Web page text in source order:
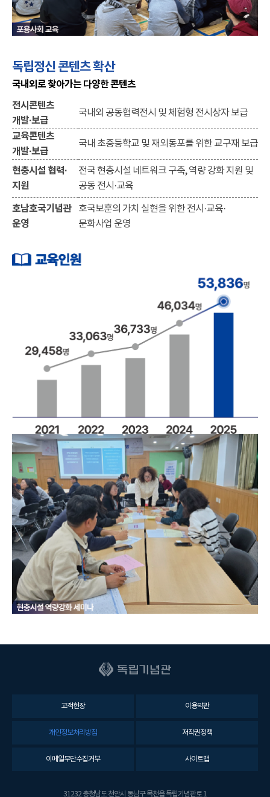
독립정신 콘텐츠 확산
국내외로 찾아가는 다양한 콘텐츠
전시콘텐츠
개발·보급
국내외 공동협력전시 및 체험형 전시상자 보급
교육콘텐츠
개발·보급
국내 초중등학교 및 재외동포를 위한 교구재 보급
현충시설 협력·
지원
전국 현충시설 네트워크 구축, 역량 강화 지원 및
공동 전시·교육
호남호국기념관
운영
호국보훈의 가치 실현을 위한 전시·교육·
문화사업 운영
고객헌장 이용약관
개인정보처리방침 저작권정책
이메일무단수집거부 사이트맵
31232 충청남도 천안시 동남구 목천읍 독립기념관로 1